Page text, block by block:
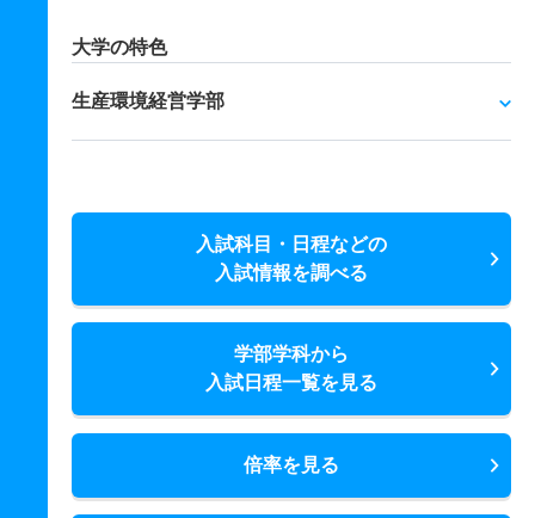
大学の特色
生産環境経営学部
入試科目・日程などの
入試情報を調べる
学部学科から
入試日程一覧を見る
倍率を見る